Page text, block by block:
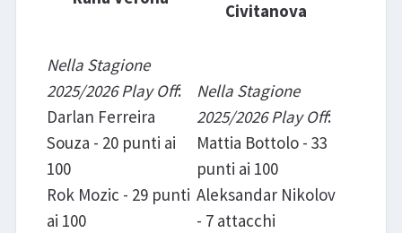
Civitanova
Nella Stagione
2025/2026 Play Off:
Darlan Ferreira
Souza - 20 punti ai
100
Rok Mozic - 29 punti
ai 100
Nella Stagione
2025/2026 Play Off:
Mattia Bottolo - 33
punti ai 100
Aleksandar Nikolov
- 7 attacchi